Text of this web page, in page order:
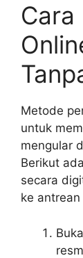
Cara
Metode
untuk
mengular
Berikut
secara
ke antrean